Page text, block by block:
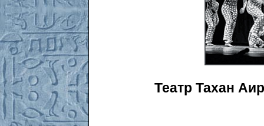
Театр Тахан